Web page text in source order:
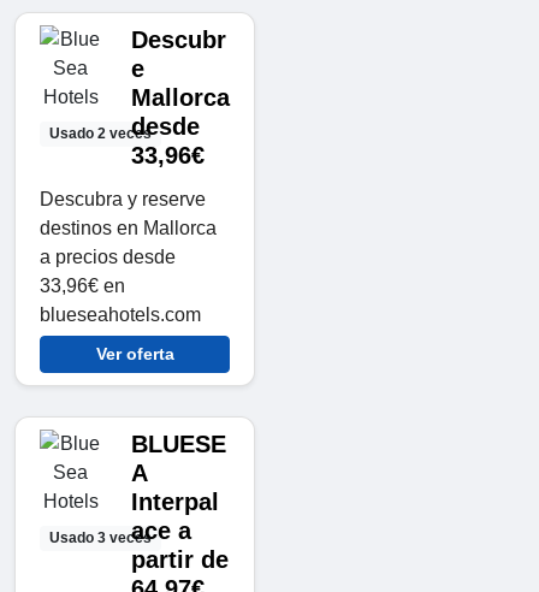
Usado 2 veces
Descubr
e
Mallorca
desde
33,96€
Descubra y reserve
destinos en Mallorca
a precios desde
33,96€ en
blueseahotels.com
Ver oferta
Usado 3 veces
BLUESE
A
Interpal
ace a
partir de